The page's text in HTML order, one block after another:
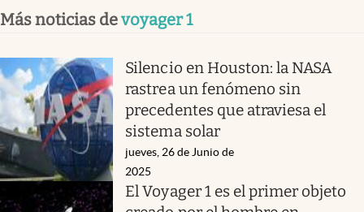
Más noticias devoyager 1
Silencio en Houston: la NASA
rastrea un fenómeno sin
precedentes que atraviesa el
sistema solar
jueves, 26 de Junio de
2025
El Voyager 1 es el primer objeto